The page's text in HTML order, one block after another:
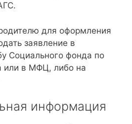
для оформления
заявление в
Социального фонда по
или в МФЦ, либо на
информация